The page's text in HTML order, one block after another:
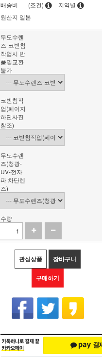
배송비
(조건)
지역별
원산지 일본
무도수렌
즈-코받침
작업시 반
품및교환
불가
코받침작
업(페이지
하단사진
참조)
무도수렌
즈(청광-
UV-전자
파 차단렌
즈)
수량
관심상품 장바구니
구매하기